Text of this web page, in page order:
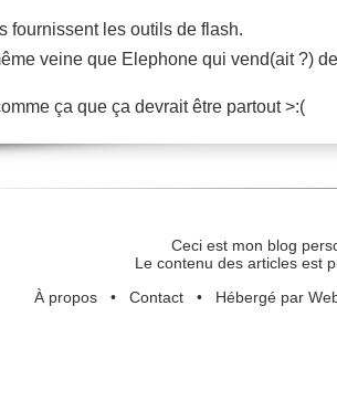
fournissent les outils de flash.
veine que Elephone qui vend(ait ?)
ça que ça devrait être partout >:(
Ceci est mon blog
Le contenu des articles est
À propos• Contact• Hébergé par